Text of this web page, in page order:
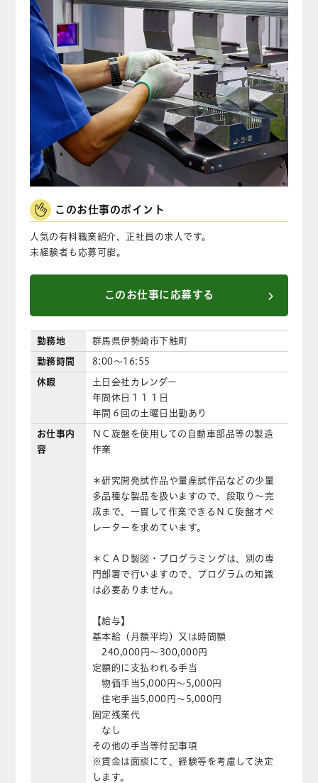
このお仕事のポイント
人気の有料職業紹介、正社員の求人です。
未経験者も応募可能。
このお仕事に応募する
勤務地 群馬県伊勢崎市下触町
勤務時間 8:00〜16:55
休暇
土日会社カレンダー
年間休日１１１日
年間６回の土曜日出勤あり
お仕事内
容
ＮＣ旋盤を使用しての自動車部品等の製造
作業
＊研究開発試作品や量産試作品などの少量
多品種な製品を扱いますので、段取り～完
成まで、一貫して作業できるＮＣ旋盤オペ
レーターを求めています。
＊ＣＡＤ製図・プログラミングは、別の専
門部署で行いますので、プログラムの知識
は必要ありません。
【給与】
基本給（月額平均）又は時間額
240,000円〜300,000円
定額的に支払われる手当
物価手当5,000円〜5,000円
住宅手当5,000円〜5,000円
固定残業代
なし
その他の手当等付記事項
※賃金は面談にて、経験等を考慮して決定
します。